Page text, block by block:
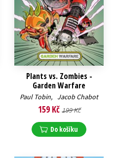
Plants vs. Zombies -
Garden Warfare
Paul Tobin, Jacob Chabot
159 Kč 199 Kč
Do košíku